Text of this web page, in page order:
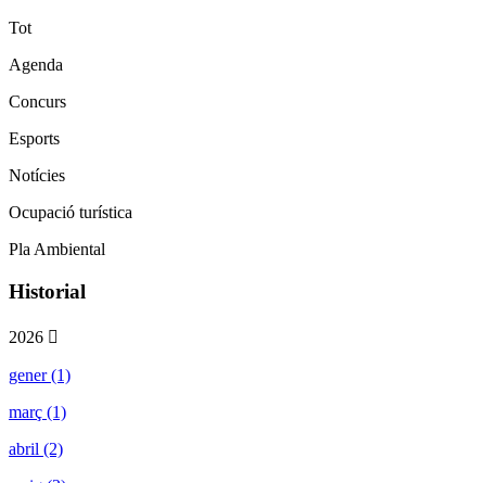
Tot
Agenda
Concurs
Esports
Notícies
Ocupació turística
Pla Ambiental
Historial
2026
gener (1)
març (1)
abril (2)